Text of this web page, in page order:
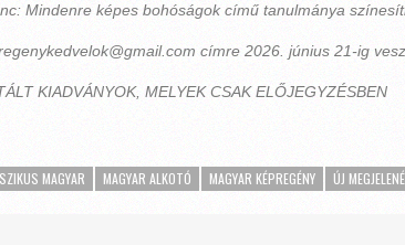
Mindenre képes bohóságok című tanulmánya
címre 2026. június 21-ig
KIADVÁNYOK, MELYEK CSAK ELŐJEGYZÉSBEN
MAGYAR MAGYAR ALKOTÓ MAGYAR KÉPREGÉNY ÚJ